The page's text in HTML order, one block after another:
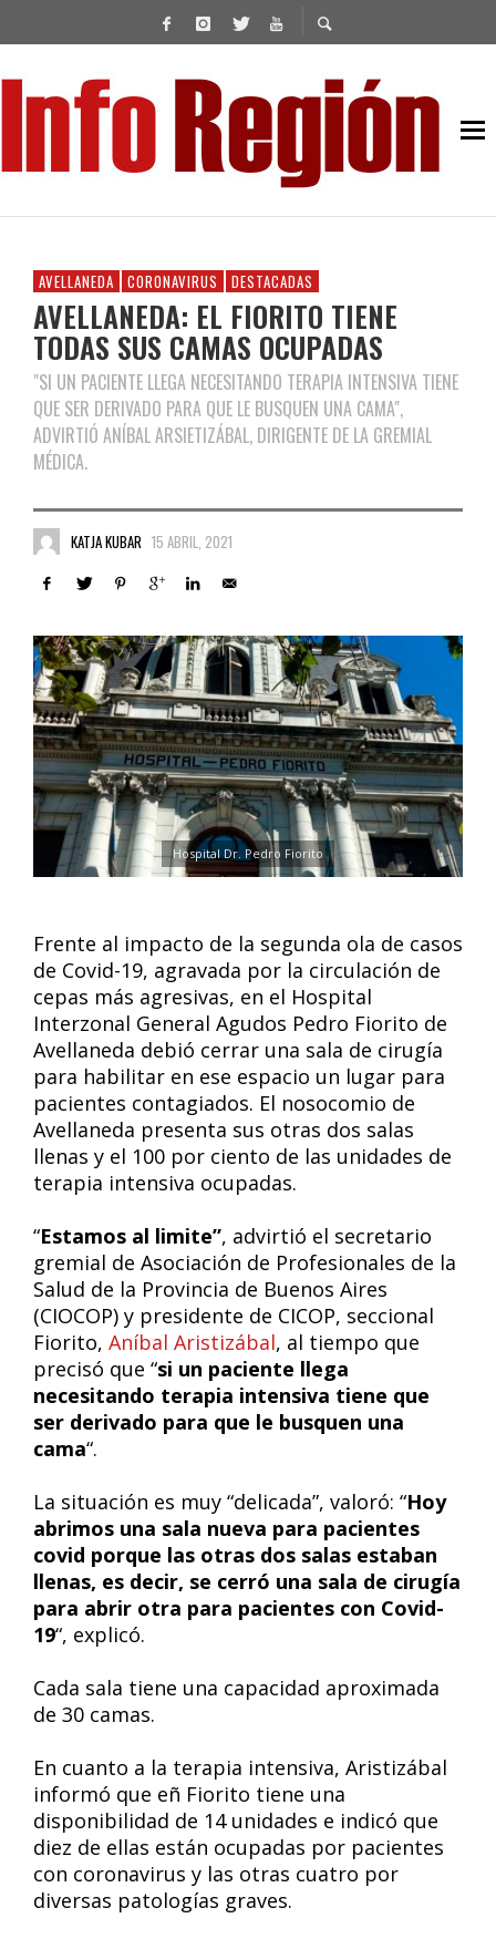
AVELLANEDA CORONAVIRUS DESTACADAS
AVELLANEDA: EL FIORITO TIENE
TODAS SUS CAMAS OCUPADAS
"SI UN PACIENTE LLEGA NECESITANDO TERAPIA INTENSIVA TIENE
QUE SER DERIVADO PARA QUE LE BUSQUEN UNA CAMA",
ADVIRTIÓ ANÍBAL ARSIETIZÁBAL, DIRIGENTE DE LA GREMIAL
MÉDICA.
KATJA KUBAR 15 ABRIL, 2021
Hospital Dr. Pedro Fiorito
Frente al impacto de la segunda ola de casos
de Covid-19, agravada por la circulación de
cepas más agresivas, en el Hospital
Interzonal General Agudos Pedro Fiorito de
Avellaneda debió cerrar una sala de cirugía
para habilitar en ese espacio un lugar para
pacientes contagiados. El nosocomio de
Avellaneda presenta sus otras dos salas
llenas y el 100 por ciento de las unidades de
terapia intensiva ocupadas.
“Estamos al limite”, advirtió el secretario
gremial de Asociación de Profesionales de la
Salud de la Provincia de Buenos Aires
(CIOCOP) y presidente de CICOP, seccional
Fiorito, Aníbal Aristizábal, al tiempo que
precisó que “si un paciente llega
necesitando terapia intensiva tiene que
ser derivado para que le busquen una
cama“.
La situación es muy “delicada”, valoró: “Hoy
abrimos una sala nueva para pacientes
covid porque las otras dos salas estaban
llenas, es decir, se cerró una sala de cirugía
para abrir otra para pacientes con Covid-
19“, explicó.
Cada sala tiene una capacidad aproximada
de 30 camas.
En cuanto a la terapia intensiva, Aristizábal
informó que eñ Fiorito tiene una
disponibilidad de 14 unidades e indicó que
diez de ellas están ocupadas por pacientes
con coronavirus y las otras cuatro por
diversas patologías graves.